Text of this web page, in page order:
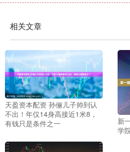
相关文章
天盈资本配资 孙俪儿子帅到认
不出！年仅14身高接近1米8，
有钱只是条件之一
新
学